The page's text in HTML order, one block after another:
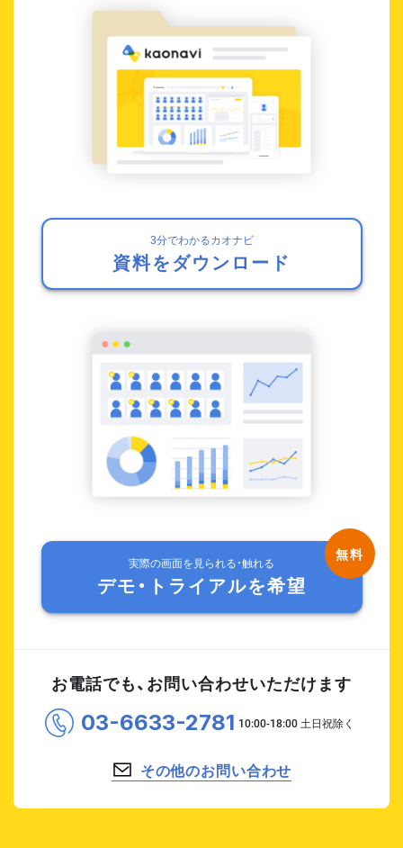
3分でわかるカオナビ
資料をダウンロード
実際の画面を見られる・触れる
デモ・トライアルを希望
お電話でも、お問い合わせいただけます
03-6633-2781
その他のお問い合わせ